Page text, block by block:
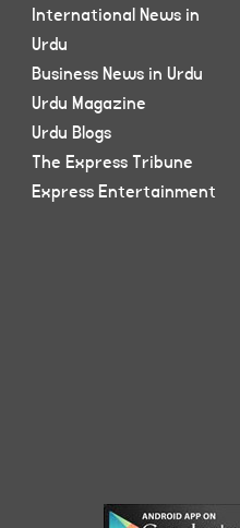
International News in
Urdu
Business News in Urdu
Urdu Magazine
Urdu Blogs
The Express Tribune
Express Entertainment